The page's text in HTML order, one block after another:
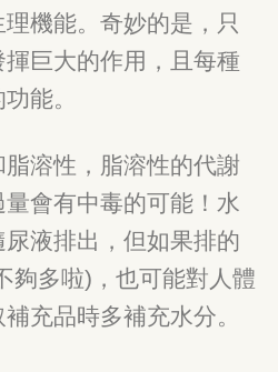
機能。奇妙的是，只
巨大的作用，且每種
能。
溶性，脂溶性的代謝
會有中毒的可能！水
液排出，但如果排的
夠多啦)，也可能對人體
充品時多補充水分。